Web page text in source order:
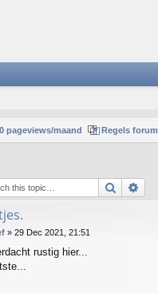
pageviews/maand Regels forum
Search
» 29 Dec 2021, 21:51
rustig hier...